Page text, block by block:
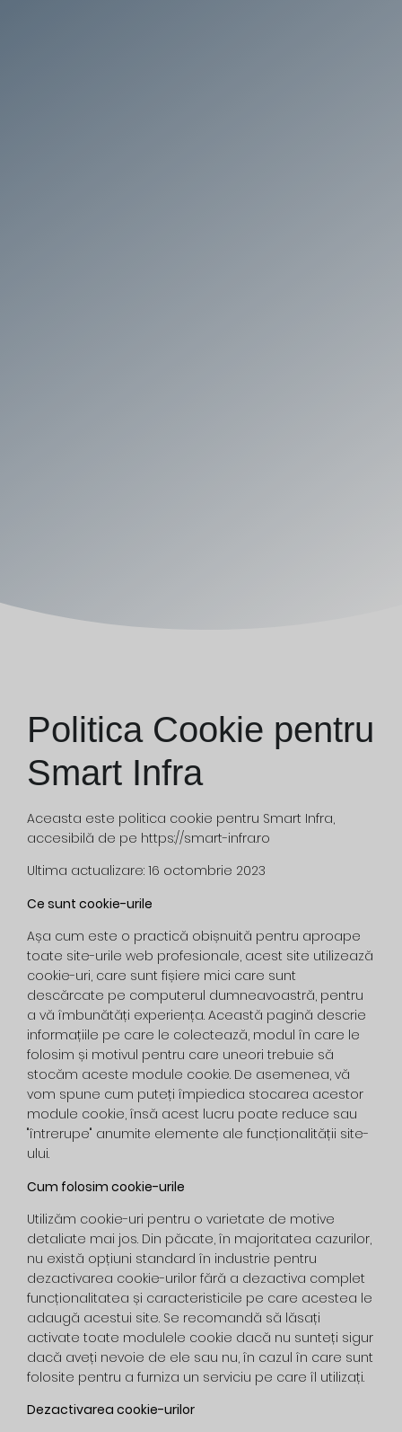
Politica Cookie pentru
Smart Infra
Aceasta este politica cookie pentru Smart Infra,
accesibilă de pe https://smart-infra.ro
Ultima actualizare: 16 octombrie 2023
Ce sunt cookie-urile
Așa cum este o practică obișnuită pentru aproape
toate site-urile web profesionale, acest site utilizează
cookie-uri, care sunt fișiere mici care sunt
descărcate pe computerul dumneavoastră, pentru
a vă îmbunătăți experiența. Această pagină descrie
informațiile pe care le colectează, modul în care le
folosim și motivul pentru care uneori trebuie să
stocăm aceste module cookie. De asemenea, vă
vom spune cum puteți împiedica stocarea acestor
module cookie, însă acest lucru poate reduce sau
"întrerupe" anumite elemente ale funcționalității site-
ului.
Cum folosim cookie-urile
Utilizăm cookie-uri pentru o varietate de motive
detaliate mai jos. Din păcate, în majoritatea cazurilor,
nu există opțiuni standard în industrie pentru
dezactivarea cookie-urilor fără a dezactiva complet
funcționalitatea și caracteristicile pe care acestea le
adaugă acestui site. Se recomandă să lăsați
activate toate modulele cookie dacă nu sunteți sigur
dacă aveți nevoie de ele sau nu, în cazul în care sunt
folosite pentru a furniza un serviciu pe care îl utilizați.
Dezactivarea cookie-urilor